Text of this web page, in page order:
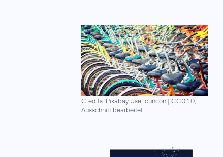
Credits: Pixabay User cuncon | CC0 1.0,
Ausschnitt bearbeitet